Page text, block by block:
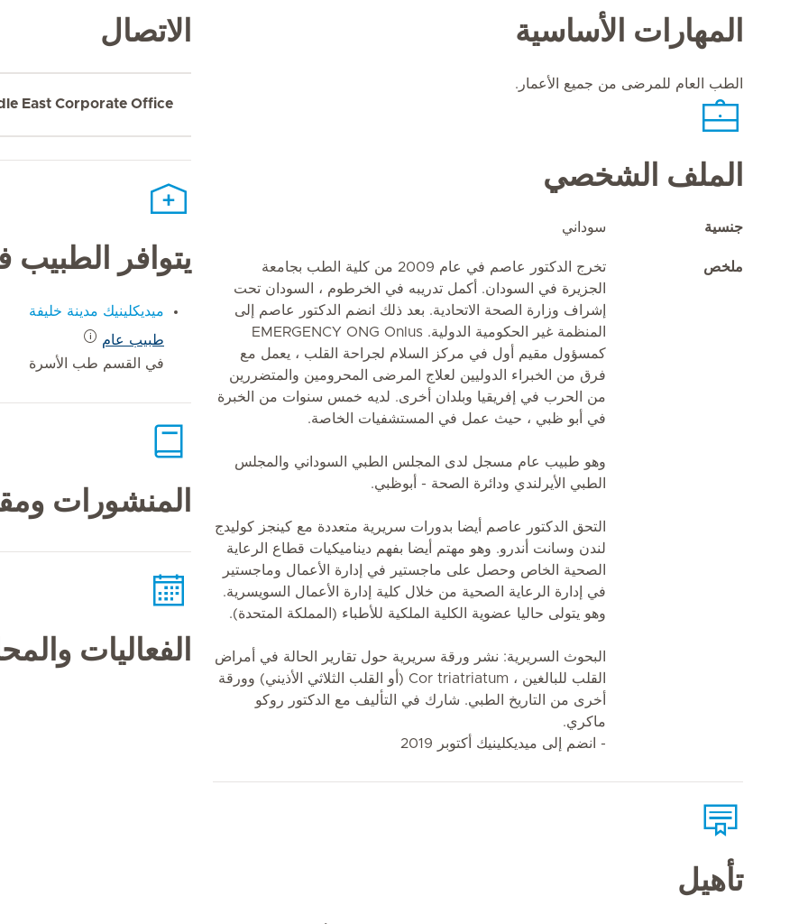
المهارات الأساسية
الطب العام للمرضى من جميع الأعمار.
الملف الشخصي
جنسية سوداني
ملخص
تخرج الدكتور عاصم في عام 2009 من كلية الطب بجامعة
الجزيرة في السودان. أكمل تدريبه في الخرطوم ، السودان تحت
إشراف وزارة الصحة الاتحادية. بعد ذلك انضم الدكتور عاصم إلى
المنظمة غير الحكومية الدولية. EMERGENCY ONG Onlus
كمسؤول مقيم أول في مركز السلام لجراحة القلب ، يعمل مع
فرق من الخبراء الدوليين لعلاج المرضى المحرومين والمتضررين
من الحرب في إفريقيا وبلدان أخرى. لديه خمس سنوات من الخبرة
في أبو ظبي ، حيث عمل في المستشفيات الخاصة.
وهو طبيب عام مسجل لدى المجلس الطبي السوداني والمجلس
الطبي الأيرلندي ودائرة الصحة - أبوظبي.
التحق الدكتور عاصم أيضا بدورات سريرية متعددة مع كينجز كوليدج
لندن وسانت أندرو. وهو مهتم أيضا بفهم ديناميكيات قطاع الرعاية
الصحية الخاص وحصل على ماجستير في إدارة الأعمال وماجستير
في إدارة الرعاية الصحية من خلال كلية إدارة الأعمال السويسرية.
وهو يتولى حاليا عضوية الكلية الملكية للأطباء (المملكة المتحدة).
البحوث السريرية: نشر ورقة سريرية حول تقارير الحالة في أمراض
القلب للبالغين ، Cor triatriatum (أو القلب الثلاثي الأذيني) وورقة
أخرى من التاريخ الطبي. شارك في التأليف مع الدكتور روكو
ماكري.
- انضم إلى ميديكلينيك أكتوبر 2019
تأهيل
الاتصال
East Corporate Office
يتوافر الطبيب
ميديكلينيك مدينة خليفة
طبيب عام
في القسم طب الأسرة
المنشورات
الفعاليات